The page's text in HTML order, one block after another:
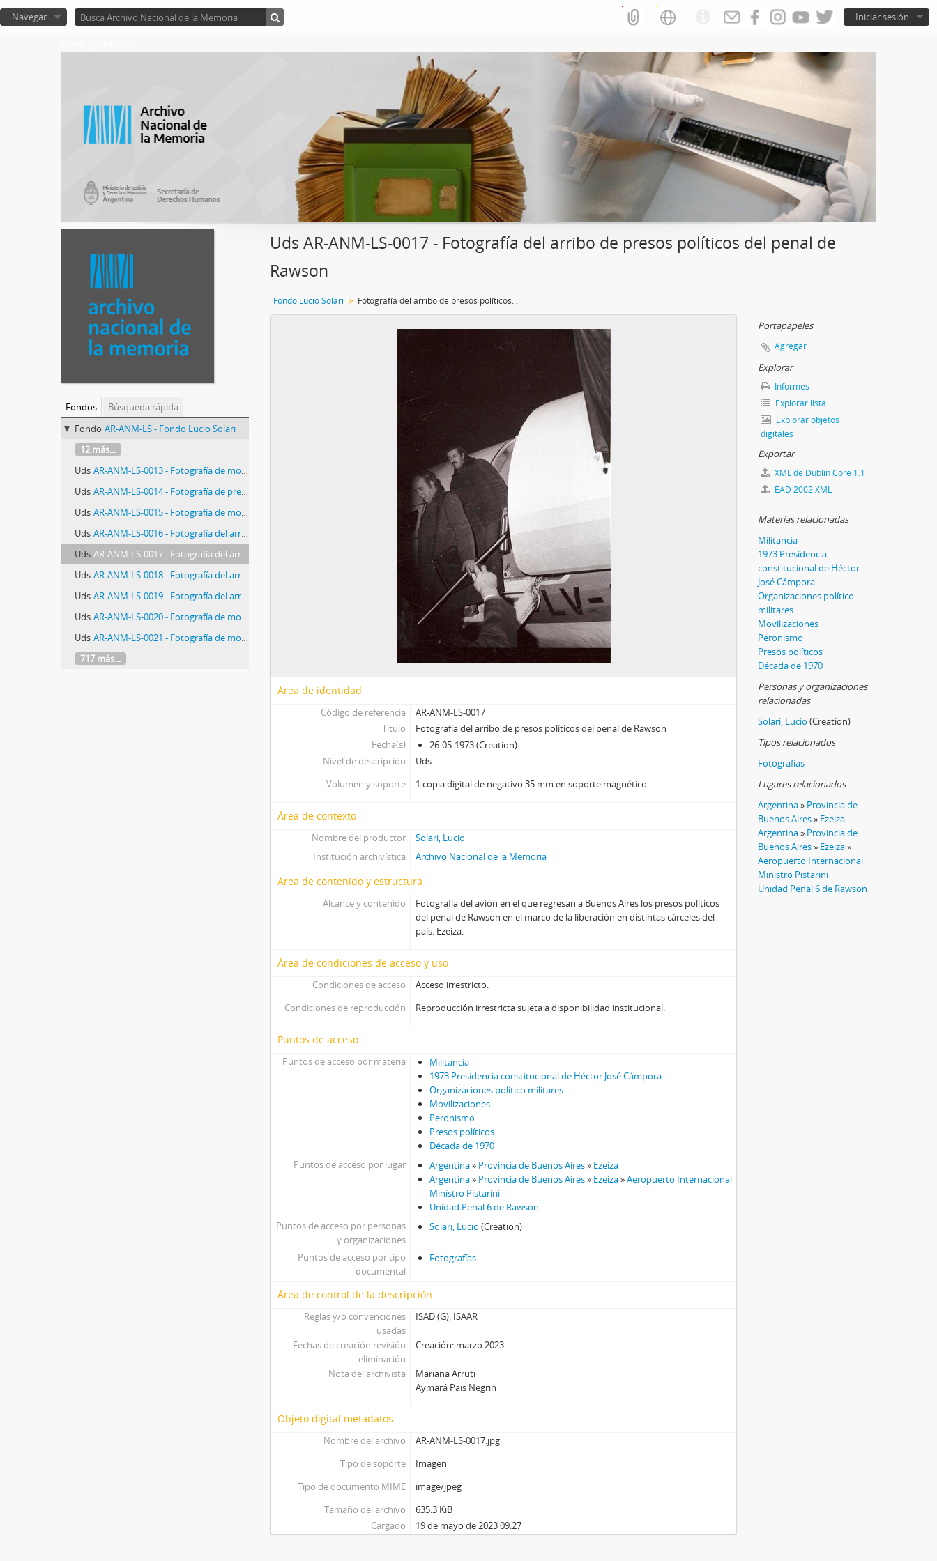
Iniciar sesión
Navegar
Fondos
Búsqueda rápida
Fondo AR-ANM-LS - Fondo Lucio Solari
12 más...
Uds AR-ANM-LS-0013 - Fotografía de movilización a Ezeiza por el regreso de los presos políticos del penal de Rawson
Uds AR-ANM-LS-0014 - Fotografía de presos políticos del penal de Rawson
Uds AR-ANM-LS-0015 - Fotografía de movilización a Ezeiza por el regreso de los presos políticos del penal de Rawson
Uds AR-ANM-LS-0016 - Fotografía del arribo de presos políticos del penal de Rawson
Uds AR-ANM-LS-0017 - Fotografía del arribo de presos políticos del penal de Rawson
Uds AR-ANM-LS-0018 - Fotografía del arribo de presos políticos del penal de Rawson
Uds AR-ANM-LS-0019 - Fotografía del arribo de presos políticos del penal de Rawson
Uds AR-ANM-LS-0020 - Fotografía de movilización a Ezeiza por el regreso de los presos políticos del penal de Rawson
Uds AR-ANM-LS-0021 - Fotografía de movilización a Ezeiza por el regreso de los presos políticos del penal de Rawson
717 más...
Uds AR-ANM-LS-0017 - Fotografía del arribo de presos políticos del penal de
Rawson
Fondo Lucio Solari Fotografía del arribo de presos políticos del penal de Rawson
Área de identidad
Código de referencia
AR-ANM-LS-0017
Título
Fotografía del arribo de presos políticos del penal de Rawson
Fecha(s)
26-05-1973 (Creation)
Nivel de descripción
Uds
Volumen y soporte
1 copia digital de negativo 35 mm en soporte magnético
Área de contexto
Nombre del productor
Solari, Lucio
Institución archivística
Archivo Nacional de la Memoria
Área de contenido y estructura
Alcance y contenido
Fotografía del avión en el que regresan a Buenos Aires los presos políticos
del penal de Rawson en el marco de la liberación en distintas cárceles del
país. Ezeiza.
Área de condiciones de acceso y uso
Condiciones de acceso
Acceso irrestricto.
Condiciones de reproducción
Reproducción irrestricta sujeta a disponibilidad institucional.
Puntos de acceso
Puntos de acceso por materia
Militancia
1973 Presidencia constitucional de Héctor José Cámpora
Organizaciones político militares
Movilizaciones
Peronismo
Presos políticos
Década de 1970
Puntos de acceso por lugar
Argentina» Provincia de Buenos Aires» Ezeiza
Argentina» Provincia de Buenos Aires» Ezeiza»Aeropuerto Internacional
Ministro Pistarini
Unidad Penal 6 de Rawson
Puntos de acceso por personas
y organizaciones
Solari, Lucio (Creation)
Puntos de acceso por tipo
documental
Fotografías
Área de control de la descripción
Reglas y/o convenciones
usadas
ISAD (G), ISAAR
Fechas de creación revisión
eliminación
Creación: marzo 2023
Nota del archivista
Mariana Arruti
Aymará Pais Negrin
Objeto digital metadatos
Nombre del archivo
AR-ANM-LS-0017.jpg
Tipo de soporte
Imagen
Tipo de documento MIME
image/jpeg
Tamaño del archivo
635.3 KiB
Cargado
19 de mayo de 2023 09:27
Portapapeles
Agregar
Explorar
Informes
Explorar lista
Explorar objetos
digitales
Exportar
XML de Dublin Core 1.1
EAD 2002 XML
Materias relacionadas
Militancia
1973 Presidencia
constitucional de Héctor
José Cámpora
Organizaciones político
militares
Movilizaciones
Peronismo
Presos políticos
Década de 1970
Personas y organizaciones
relacionadas
Solari, Lucio (Creation)
Tipos relacionados
Fotografías
Lugares relacionados
Argentina» Provincia de
Buenos Aires» Ezeiza
Argentina» Provincia de
Buenos Aires» Ezeiza»
Aeropuerto Internacional
Ministro Pistarini
Unidad Penal 6 de Rawson